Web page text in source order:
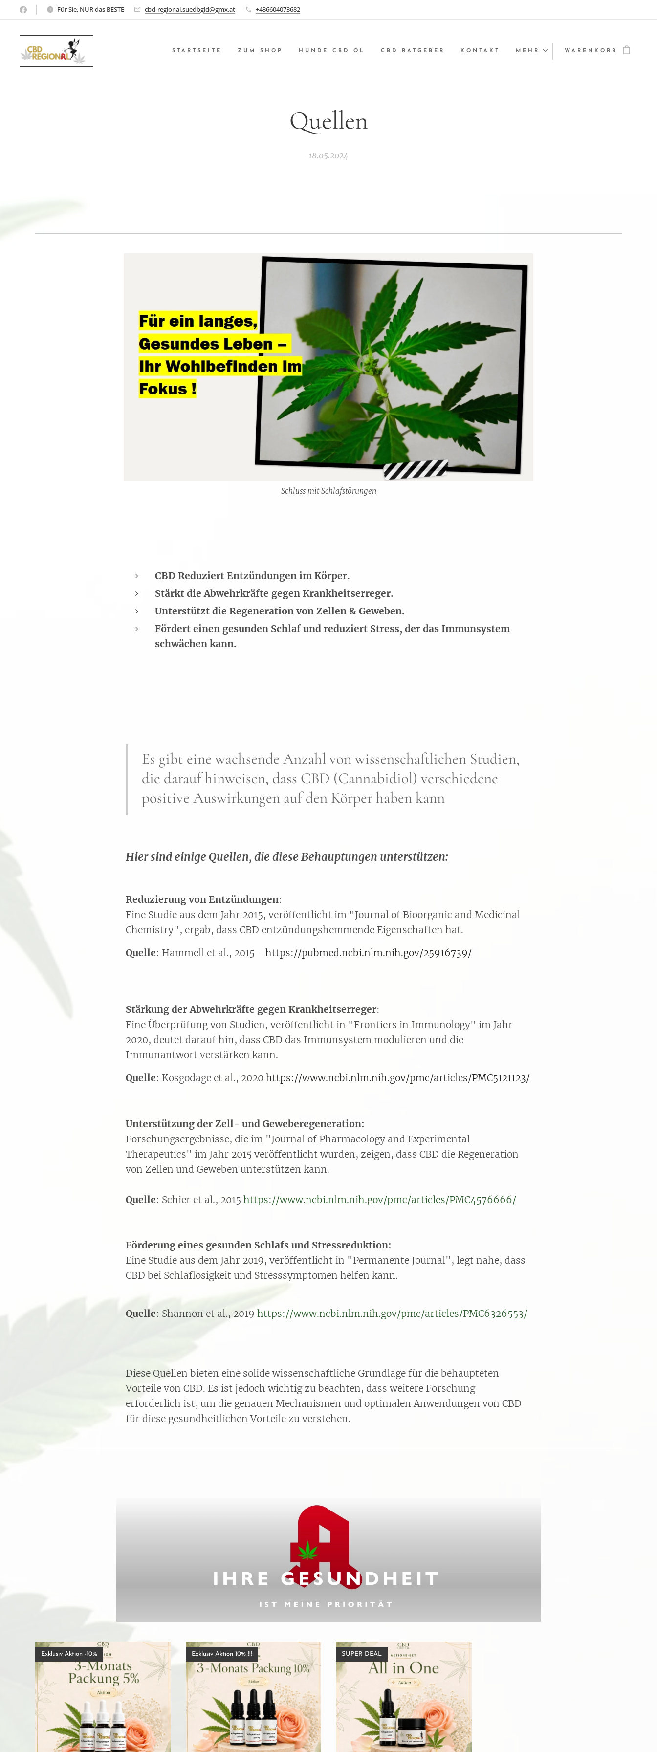
Für Sie, NUR das BESTE cbd-regional.suedbgld@gmx.at +436604073682
STARTSEITE ZUM SHOP HUNDE CBD ÖL CBD RATGEBER KONTAKT MEHR WARENKORB
Quellen
18.05.2024
Schluss mit Schlafstörungen
CBD Reduziert Entzündungen im Körper.
Stärkt die Abwehrkräfte gegen Krankheitserreger.
Unterstützt die Regeneration von Zellen & Geweben.
Fördert einen gesunden Schlaf und reduziert Stress, der das Immunsystem
schwächen kann.
Es gibt eine wachsende Anzahl von wissenschaftlichen Studien,
die darauf hinweisen, dass CBD (Cannabidiol) verschiedene
positive Auswirkungen auf den Körper haben kann
Hier sind einige Quellen, die diese Behauptungen unterstützen:
Reduzierung von Entzündungen:
Eine Studie aus dem Jahr 2015, veröffentlicht im "Journal of Bioorganic and Medicinal
Chemistry", ergab, dass CBD entzündungshemmende Eigenschaften hat.
Quelle: Hammell et al., 2015 - https://pubmed.ncbi.nlm.nih.gov/25916739/
Stärkung der Abwehrkräfte gegen Krankheitserreger:
Eine Überprüfung von Studien, veröffentlicht in "Frontiers in Immunology" im Jahr
2020, deutet darauf hin, dass CBD das Immunsystem modulieren und die
Immunantwort verstärken kann.
Quelle: Kosgodage et al., 2020 https://www.ncbi.nlm.nih.gov/pmc/articles/PMC5121123/
Unterstützung der Zell- und Geweberegeneration:
Forschungsergebnisse, die im "Journal of Pharmacology and Experimental
Therapeutics" im Jahr 2015 veröffentlicht wurden, zeigen, dass CBD die Regeneration
von Zellen und Geweben unterstützen kann.
Quelle: Schier et al., 2015 https://www.ncbi.nlm.nih.gov/pmc/articles/PMC4576666/
Förderung eines gesunden Schlafs und Stressreduktion:
Eine Studie aus dem Jahr 2019, veröffentlicht in "Permanente Journal", legt nahe, dass
CBD bei Schlaflosigkeit und Stresssymptomen helfen kann.
Quelle: Shannon et al., 2019 https://www.ncbi.nlm.nih.gov/pmc/articles/PMC6326553/
Diese Quellen bieten eine solide wissenschaftliche Grundlage für die behaupteten
Vorteile von CBD. Es ist jedoch wichtig zu beachten, dass weitere Forschung
erforderlich ist, um die genauen Mechanismen und optimalen Anwendungen von CBD
für diese gesundheitlichen Vorteile zu verstehen.
Exklusiv Aktion -10% Exklusiv Aktion 10% !!! SUPER DEAL